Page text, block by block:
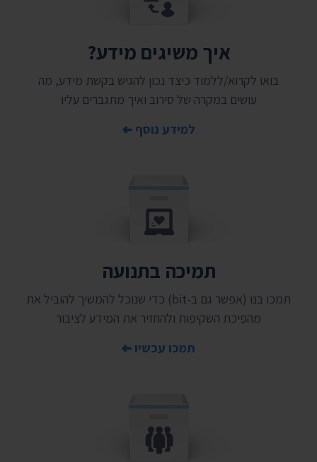
איך משיגים מידע?
בואו לקרוא/ללמוד כיצד נכון להגיש בקשת מידע, מה
עושים במקרה של סירוב ואיך מתגברים עליו
למידע נוסף
תמיכה בתנועה
תמכו בנו (אפשר גם ב-bit) כדי שנוכל להמשיך להוביל את
מהפיכת השקיפות ולהחזיר את המידע לציבור
תמכו עכשיו